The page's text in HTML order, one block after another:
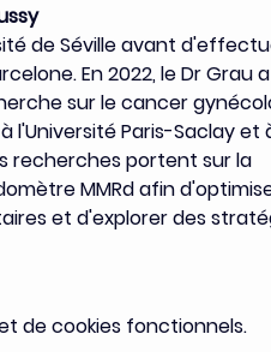
de Séville avant
En 2022, le Dr Grau a
sur le cancer
Paris-Saclay et
recherches portent sur la
MMRd afin
et d'explorer des
de cookies fonctionnels.